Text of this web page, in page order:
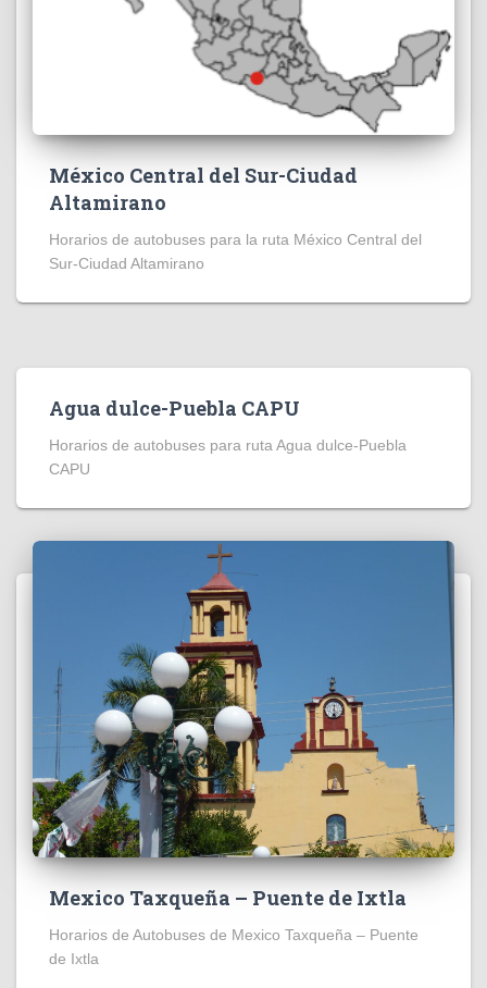
México Central del Sur-Ciudad
Altamirano
Horarios de autobuses para la ruta México Central del
Sur-Ciudad Altamirano
Agua dulce-Puebla CAPU
Horarios de autobuses para ruta Agua dulce-Puebla
CAPU
Mexico Taxqueña – Puente de Ixtla
Horarios de Autobuses de Mexico Taxqueña – Puente
de Ixtla